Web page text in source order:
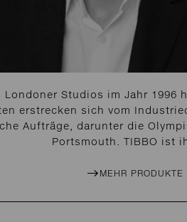
Studios im Jahr 1996
erstrecken sich vom
Aufträge, darunter die
Portsmouth. TIBBO ist
MEHR